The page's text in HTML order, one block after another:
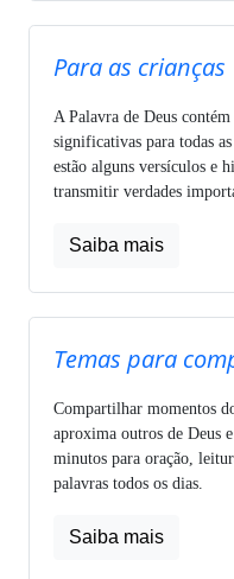
Para as crianças
A Palavra de Deus contém
significativas para todas
estão alguns versículos e
transmitir verdades
Saiba mais
Temas para
Compartilhar momentos
aproxima outros de Deus
minutos para oração,
palavras todos os dias.
Saiba mais